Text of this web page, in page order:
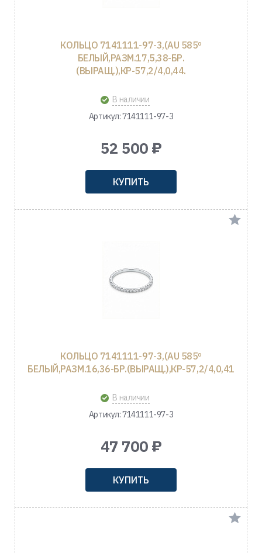
КОЛЬЦО 7141111-97-3,(AU 585º
БЕЛЫЙ,РАЗМ.17,5,38-БР.
(ВЫРАЩ.),КР-57,2/4,0,44.
В наличии
Артикул: 7141111-97-3
52 500 ₽
КУПИТЬ
КОЛЬЦО 7141111-97-3,(AU 585º
БЕЛЫЙ,РАЗМ.16,36-БР.(ВЫРАЩ.),КР-57,2/4,0,41
В наличии
Артикул: 7141111-97-3
47 700 ₽
КУПИТЬ